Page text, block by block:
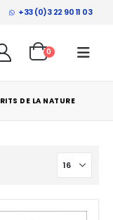
+33 (0)3 22 90 11 03
0
DE LA NATURE